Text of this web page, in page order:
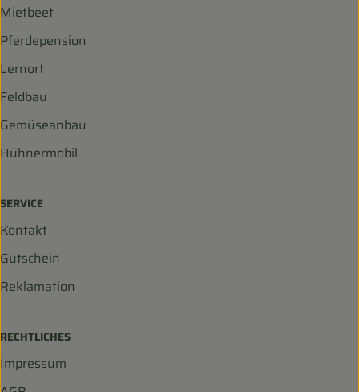
Mietbeet
Pferdepension
Lernort
Feldbau
Gemüseanbau
Hühnermobil
SERVICE
Kontakt
Gutschein
Reklamation
RECHTLICHES
Impressum